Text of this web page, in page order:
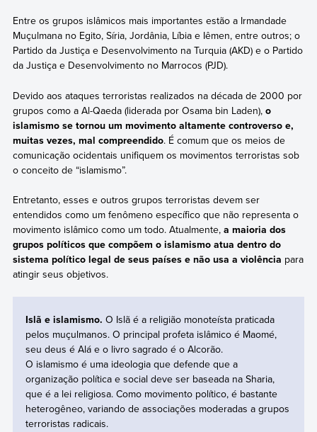
Entre os grupos islâmicos mais importantes estão a Irmandade
Muçulmana no Egito, Síria, Jordânia, Líbia e Iêmen, entre outros; o
Partido da Justiça e Desenvolvimento na Turquia (AKD) e o Partido
da Justiça e Desenvolvimento no Marrocos (PJD).
Devido aos ataques terroristas realizados na década de 2000 por
grupos como a Al-Qaeda (liderada por Osama bin Laden), o
islamismo se tornou um movimento altamente controverso e,
muitas vezes, mal compreendido. É comum que os meios de
comunicação ocidentais unifiquem os movimentos terroristas sob
o conceito de “islamismo”.
Entretanto, esses e outros grupos terroristas devem ser
entendidos como um fenômeno específico que não representa o
movimento islâmico como um todo. Atualmente, a maioria dos
grupos políticos que compõem o islamismo atua dentro do
sistema político legal de seus países e não usa a violência para
atingir seus objetivos.
Islã e islamismo. O Islã é a religião monoteísta praticada
pelos muçulmanos. O principal profeta islâmico é Maomé,
seu deus é Alá e o livro sagrado é o Alcorão.
O islamismo é uma ideologia que defende que a
organização política e social deve ser baseada na Sharia,
que é a lei religiosa. Como movimento político, é bastante
heterogêneo, variando de associações moderadas a grupos
terroristas radicais.